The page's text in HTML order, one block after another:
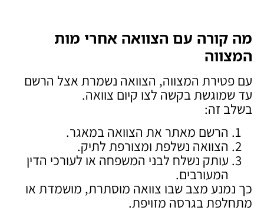
מה קורה עם הצוואה אחרי מות
המצווה
עם פטירת המצווה, הצוואה נשמרת אצל הרשם
עד שמוגשת בקשה לצו קיום צוואה.
בשלב זה:
הרשם מאתר את הצוואה במאגר.
הצוואה נשלפת ומצורפת לתיק.
עותק נשלח לבני המשפחה או לעורכי הדין
המעורבים.
כך נמנע מצב שבו צוואה מוסתרת, מושמדת או
מתחלפת בגרסה מזויפת.